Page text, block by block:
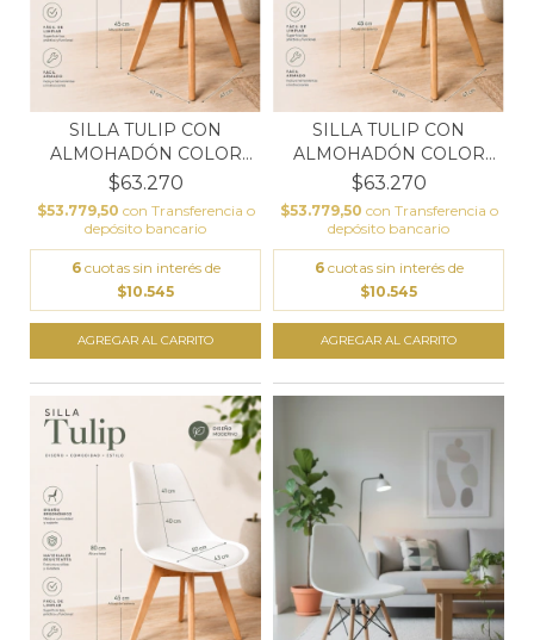
SILLA TULIP CON
ALMOHADÓN COLOR
NEGRO
$63.270
$53.779,50 con Transferencia o
depósito bancario
6 cuotas sin interés de
$10.545
SILLA TULIP CON
ALMOHADÓN COLOR
GRIS
$63.270
$53.779,50 con Transferencia o
depósito bancario
6 cuotas sin interés de
$10.545